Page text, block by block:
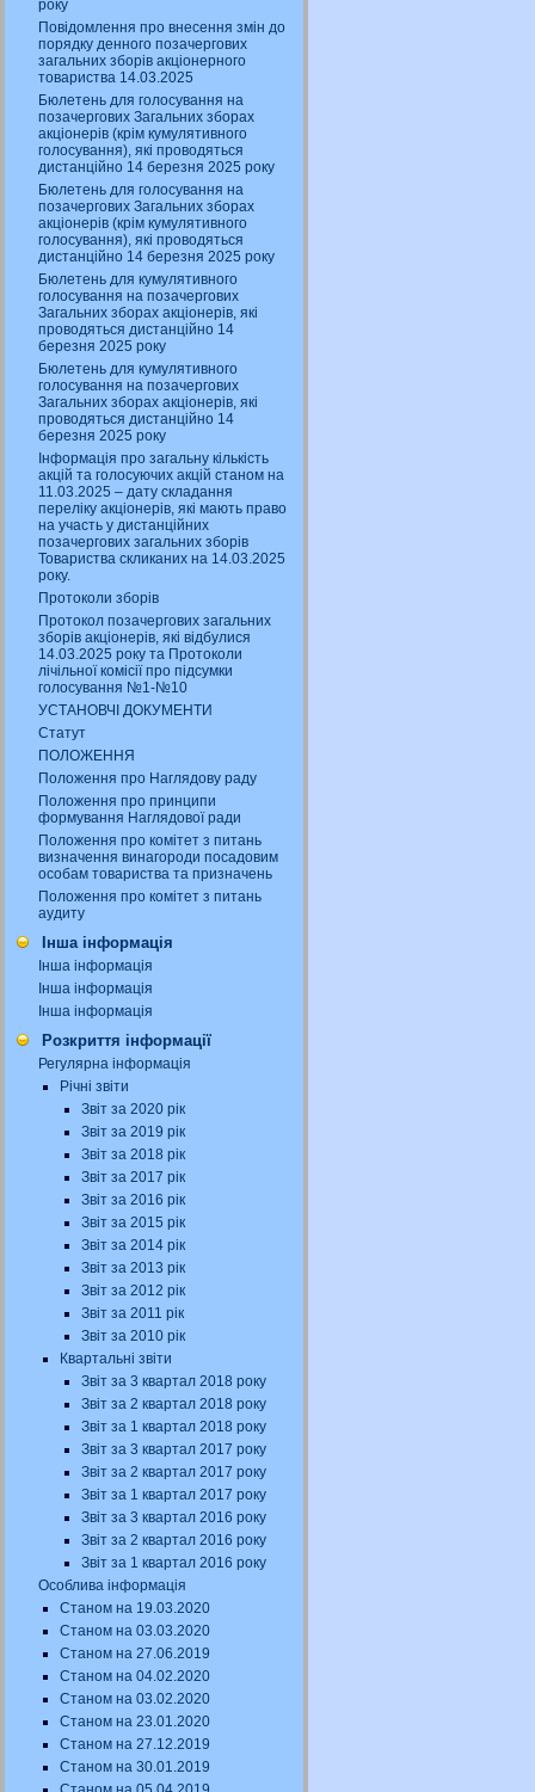
року
Повідомлення про внесення змін до
порядку денного позачергових
загальних зборів акціонерного
товариства 14.03.2025
Бюлетень для голосування на
позачергових Загальних зборах
акціонерів (крім кумулятивного
голосування), які проводяться
дистанційно 14 березня 2025 року
Бюлетень для голосування на
позачергових Загальних зборах
акціонерів (крім кумулятивного
голосування), які проводяться
дистанційно 14 березня 2025 року
Бюлетень для кумулятивного
голосування на позачергових
Загальних зборах акціонерів, які
проводяться дистанційно 14
березня 2025 року
Бюлетень для кумулятивного
голосування на позачергових
Загальних зборах акціонерів, які
проводяться дистанційно 14
березня 2025 року
Інформація про загальну кількість
акцій та голосуючих акцій станом на
11.03.2025 – дату складання
переліку акціонерів, які мають право
на участь у дистанційних
позачергових загальних зборів
Товариства скликаних на 14.03.2025
року.
Протоколи зборів
Протокол позачергових загальних
зборів акціонерів, які відбулися
14.03.2025 року та Протоколи
лічільної комісії про підсумки
голосування №1-№10
УСТАНОВЧІ ДОКУМЕНТИ
Статут
ПОЛОЖЕННЯ
Положення про Наглядову раду
Положення про принципи
формування Наглядової ради
Положення про комітет з питань
визначення винагороди посадовим
особам товариства та призначень
Положення про комітет з питань
аудиту
Інша інформація
Інша інформація
Інша інформація
Інша інформація
Розкриття інформації
Регулярна інформація
Річні звіти
Звіт за 2020 рік
Звіт за 2019 рік
Звіт за 2018 рік
Звіт за 2017 рік
Звіт за 2016 рік
Звіт за 2015 рік
Звіт за 2014 рік
Звіт за 2013 рік
Звіт за 2012 рік
Звіт за 2011 рік
Звіт за 2010 рік
Квартальні звіти
Звіт за 3 квартал 2018 року
Звіт за 2 квартал 2018 року
Звіт за 1 квартал 2018 року
Звіт за 3 квартал 2017 року
Звіт за 2 квартал 2017 року
Звіт за 1 квартал 2017 року
Звіт за 3 квартал 2016 року
Звіт за 2 квартал 2016 року
Звіт за 1 квартал 2016 року
Особлива інформація
Станом на 19.03.2020
Станом на 03.03.2020
Станом на 27.06.2019
Станом на 04.02.2020
Станом на 03.02.2020
Станом на 23.01.2020
Станом на 27.12.2019
Станом на 30.01.2019